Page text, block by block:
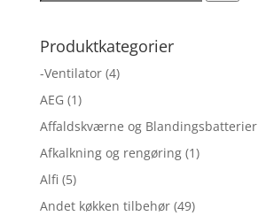
Produktkategorier
-Ventilator (4)
AEG (1)
Affaldskværne og Blandingsbatterier
Afkalkning og rengøring (1)
Alfi (5)
Andet køkken tilbehør (49)